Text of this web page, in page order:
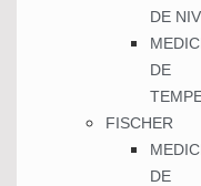
DE
DE
FISCHER
DE